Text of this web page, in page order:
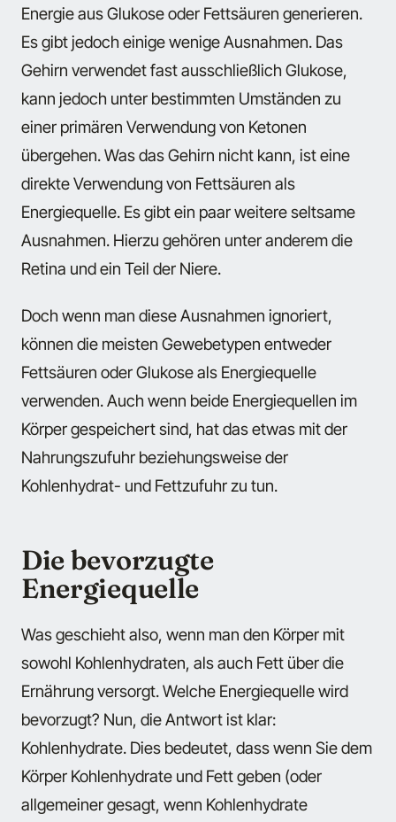
Energie aus Glukose oder Fettsäuren generieren.
Es gibt jedoch einige wenige Ausnahmen. Das
Gehirn verwendet fast ausschließlich Glukose,
kann jedoch unter bestimmten Umständen zu
einer primären Verwendung von Ketonen
übergehen. Was das Gehirn nicht kann, ist eine
direkte Verwendung von Fettsäuren als
Energiequelle. Es gibt ein paar weitere seltsame
Ausnahmen. Hierzu gehören unter anderem die
Retina und ein Teil der Niere.
Doch wenn man diese Ausnahmen ignoriert,
können die meisten Gewebetypen entweder
Fettsäuren oder Glukose als Energiequelle
verwenden. Auch wenn beide Energiequellen im
Körper gespeichert sind, hat das etwas mit der
Nahrungszufuhr beziehungsweise der
Kohlenhydrat- und Fettzufuhr zu tun.
Die bevorzugte
Energiequelle
Was geschieht also, wenn man den Körper mit
sowohl Kohlenhydraten, als auch Fett über die
Ernährung versorgt. Welche Energiequelle wird
bevorzugt? Nun, die Antwort ist klar:
Kohlenhydrate. Dies bedeutet, dass wenn Sie dem
Körper Kohlenhydrate und Fett geben (oder
allgemeiner gesagt, wenn Kohlenhydrate